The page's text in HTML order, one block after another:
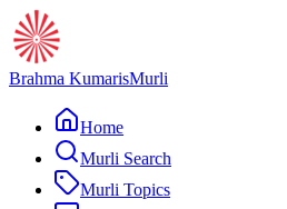
Brahma KumarisMurli
Home
Murli Search
Murli Topics